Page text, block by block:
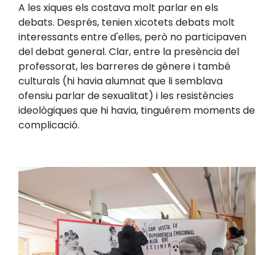
A les xiques els costava molt parlar en els
debats. Després, tenien xicotets debats molt
interessants entre d'elles, però no participaven
del debat general. Clar, entre la presència del
professorat, les barreres de gènere i també
culturals (hi havia alumnat que li semblava
ofensiu parlar de sexualitat) i les resistències
ideològiques que hi havia, tinguérem moments de
complicació.